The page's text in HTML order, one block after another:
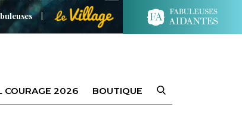
COURAGE 2026 BOUTIQUE